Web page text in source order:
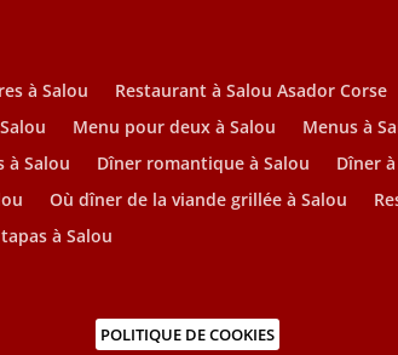
à Salou Restaurant à Salou Asador Corse
Menu pour deux à Salou Menus à
à Salou Dîner romantique à Salou Dîner
Où dîner de la viande grillée à Salou
à Salou
POLITIQUE DE COOKIES